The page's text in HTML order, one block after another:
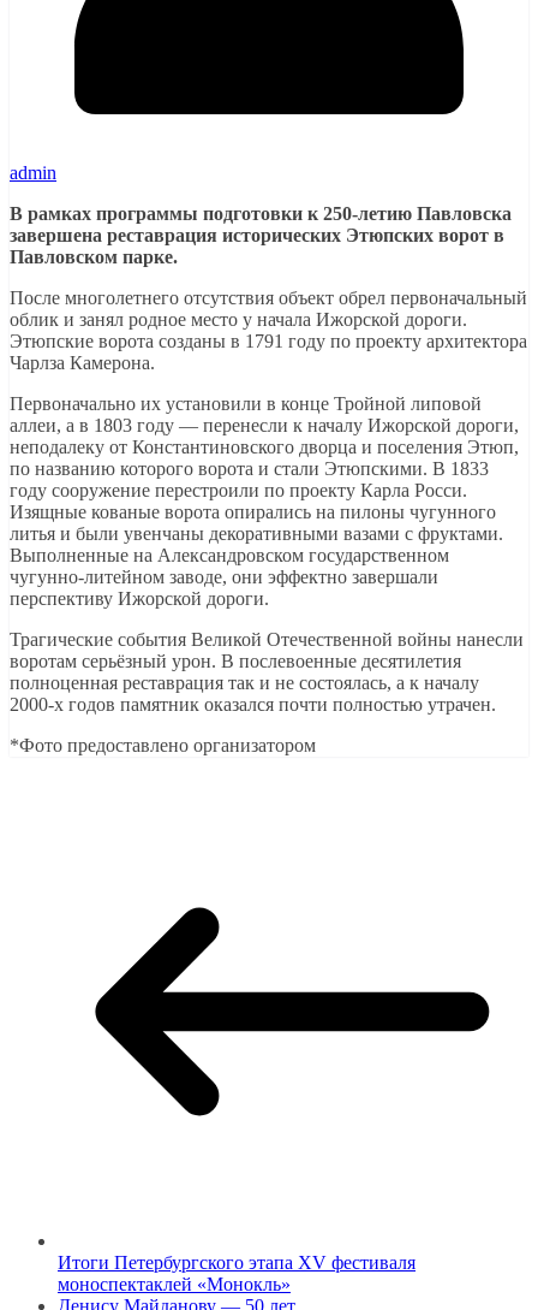
admin
В рамках программы подготовки к 250-летию Павловска
завершена реставрация исторических Этюпских ворот в
Павловском парке.
После многолетнего отсутствия объект обрел первоначальный
облик и занял родное место у начала Ижорской дороги.
Этюпские ворота созданы в 1791 году по проекту архитектора
Чарлза Камерона.
Первоначально их установили в конце Тройной липовой
аллеи, а в 1803 году — перенесли к началу Ижорской дороги,
неподалеку от Константиновского дворца и поселения Этюп,
по названию которого ворота и стали Этюпскими. В 1833
году сооружение перестроили по проекту Карла Росси.
Изящные кованые ворота опирались на пилоны чугунного
литья и были увенчаны декоративными вазами с фруктами.
Выполненные на Александровском государственном
чугунно‑литейном заводе, они эффектно завершали
перспективу Ижорской дороги.
Трагические события Великой Отечественной войны нанесли
воротам серьёзный урон. В послевоенные десятилетия
полноценная реставрация так и не состоялась, а к началу
2000‑х годов памятник оказался почти полностью утрачен.
*Фото предоставлено организатором
Итоги Петербургского этапа XV фестиваля
моноспектаклей «Монокль»